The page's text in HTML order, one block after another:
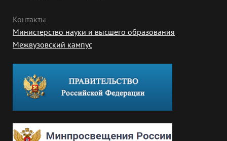
Контакты
Министерство науки и высшего образования
Межвузовский кампус